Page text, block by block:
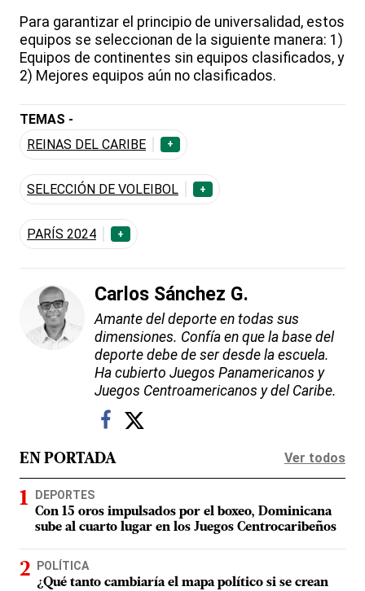
Para garantizar el principio de universalidad, estos
equipos se seleccionan de la siguiente manera: 1)
Equipos de continentes sin equipos clasificados, y
2) Mejores equipos aún no clasificados.
TEMAS -
REINAS DEL CARIBE
+
SELECCIÓN DE VOLEIBOL +
PARÍS 2024 +
Carlos Sánchez G.
Amante del deporte en todas sus
dimensiones. Confía en que la base del
deporte debe de ser desde la escuela.
Ha cubierto Juegos Panamericanos y
Juegos Centroamericanos y del Caribe.
EN PORTADA Ver todos
DEPORTES
Con 15 oros impulsados por el boxeo, Dominicana
sube al cuarto lugar en los Juegos Centrocaribeños
POLÍTICA
¿Qué tanto cambiaría el mapa político si se crean